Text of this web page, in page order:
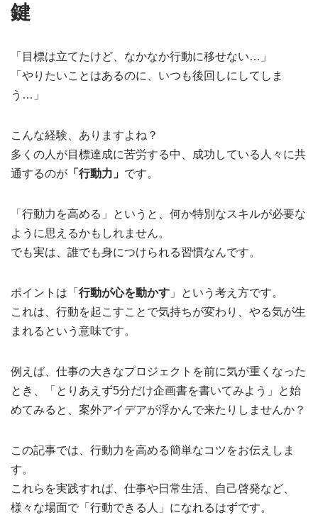
鍵
「目標は立てたけど、なかなか行動に移せない…」
「やりたいことはあるのに、いつも後回しにしてしま
う…」
こんな経験、ありますよね？
多くの人が目標達成に苦労する中、成功している人々に共
通するのが 「行動力」 です。
「行動力を高める」というと、何か特別なスキルが必要な
ように思えるかもしれません。
でも実は、誰でも身につけられる習慣なんです。
ポイントは「 行動が心を動かす 」という考え方です。
これは、行動を起こすことで気持ちが変わり、やる気が生
まれるという意味です。
例えば、仕事の大きなプロジェクトを前に気が重くなった
とき、「とりあえず5分だけ企画書を書いてみよう」と始
めてみると、案外アイデアが浮かんで来たりしませんか？
この記事では、行動力を高める簡単なコツをお伝えしま
す。
これらを実践すれば、仕事や日常生活、自己啓発など、
様々な場面で「行動できる人」になれるはずです。